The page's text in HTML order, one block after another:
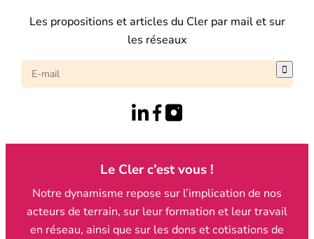
Les propositions et articles du Cler par mail et sur
les réseaux

Le Cler c’est vous !
Notre dynamisme repose sur l’implication de nos
acteurs de terrain, sur leur formation et leur travail
en réseau, ainsi que sur les dons et cotisations de